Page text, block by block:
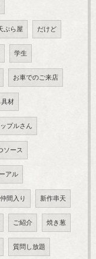
ぷら屋 だけど
学生
お車でのご来店
具材
プルさん
ソース
アル
仲間入り 新作串天
ご紹介 焼き葱
質問し放題